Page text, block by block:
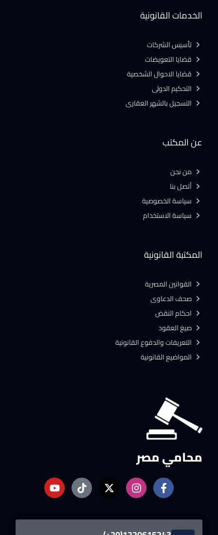
محامي مصر
المكتبة القانونية
القوانين المصرية
صحف الدعاوى
احكام النقض
صيغ العقود
التعريفات والدفوع القانونية
المواضيع القانونية
عن المكتب
من نحن
أتصل بنا
سياسة الخصوصية
سياسة الاستخدام
الخدمات القانونية
تأسيس الشركات
قضايا التعويضات
قضايا الاحوال الشخصية
التحكيم الدولى
التسجيل بالشهر العقارى